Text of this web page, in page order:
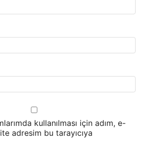
kullanılması için adım, e-
adresim bu tarayıcıya